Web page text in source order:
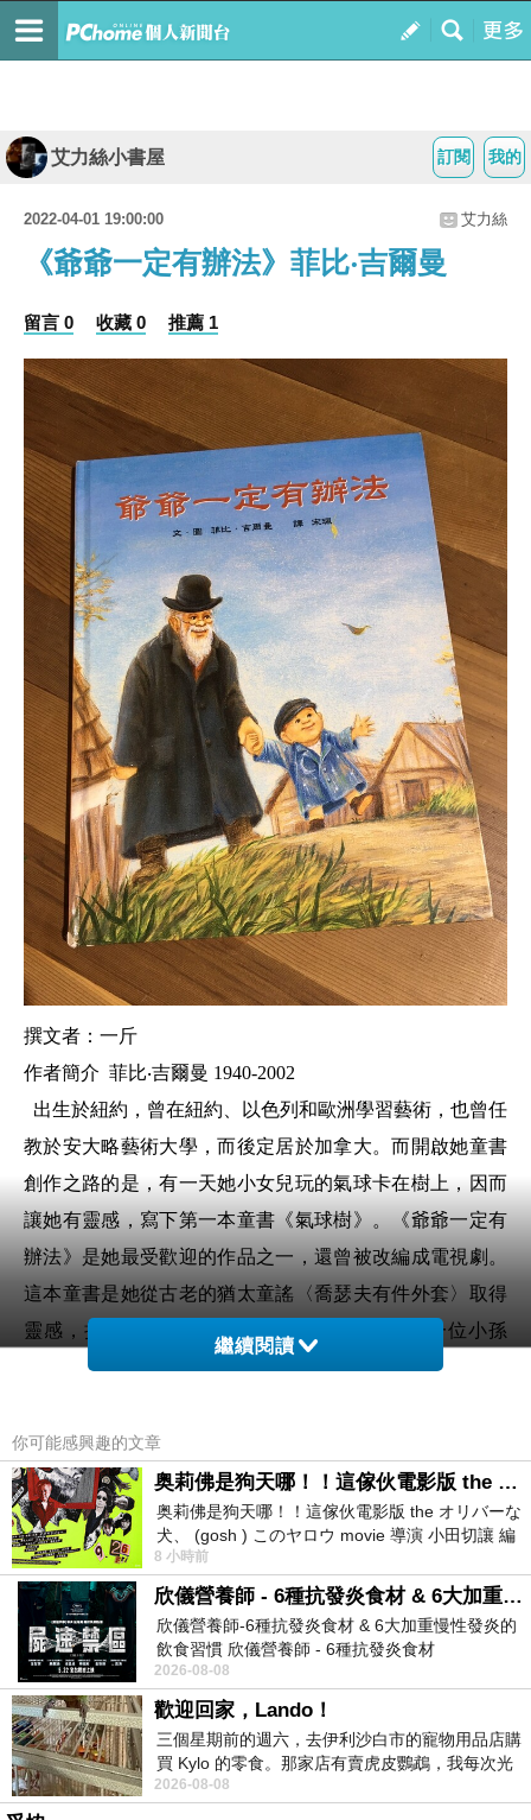
我的
訂閱
艾力絲小書屋
2022-04-01 19:00:00 艾力絲
《爺爺一定有辦法》菲比‧吉爾曼
留言 0 收藏 0 推薦 1
撰文者：一斤
作者簡介 菲比‧吉爾曼 1940-2002
出生於紐約，曾在紐約、以色列和歐洲學習藝術，也曾任
教於安大略藝術大學，而後定居於加拿大。而開啟她童書
創作之路的是，有一天她小女兒玩的氣球卡在樹上，因而
讓她有靈感，寫下第一本童書《氣球樹》。《爺爺一定有
辦法》是她最受歡迎的作品之一，還曾被改編成電視劇。
這本童書是她從古老的猶太童謠〈喬瑟夫有件外套〉取得
靈感，把民謠中的裁縫師換成了爺爺，再加上一位小孫
子。作者在她的個人網站上曾寫道：這本書中的爺爺來自
心中的小孩急切地想知道那顆鈕扣到底掉到哪去了？於是
在故事中加入地板下老鼠一家人的故事，讓讀者能夠找到
那顆鈕扣！
就如同我們的生活中也可能有這樣一位擁有神奇手藝的長
輩一樣，也許是很會做菜的奶奶、很會編織的伯父、很會
修車的叔叔、很會做木工的阿姨，仔細觀察一下，我們的
身邊都有這麼厲害的人呦！動動腦、動動手，把壞掉的東
西、想丟掉的垃圾，化身一變就成了一個可以再使用的寶
物，珍惜物品，讓物品可以再利用，也是環保愛地球的小
小心意呢！
繼續閱讀
你可能感興趣的文章
奥莉佛是狗天哪！！這傢伙電影版 the オリバーな犬、 (gosh ) このヤロウ movie
奥莉佛是狗天哪！！這傢伙電影版 the オリバーな
犬、 (gosh ) このヤロウ movie 導演 小田切讓 編
劇: 小田切讓 主演: 小田切讓
8 小時前
欣儀營養師 - 6種抗發炎食材 & 6大加重慢性發炎的飲食習慣
欣儀營養師-6種抗發炎食材 & 6大加重慢性發炎的
飲食習慣 欣儀營養師 - 6種抗發炎食材
https://www.facebook.com/photo/?fbid=147
2026-08-08
歡迎回家，Lando！
三個星期前的週六，去伊利沙白市的寵物用品店購
買 Kylo 的零食。那家店有賣虎皮鸚鵡，我每次光
顧都會去看一下。他們偶爾會引進 C
2026-08-08